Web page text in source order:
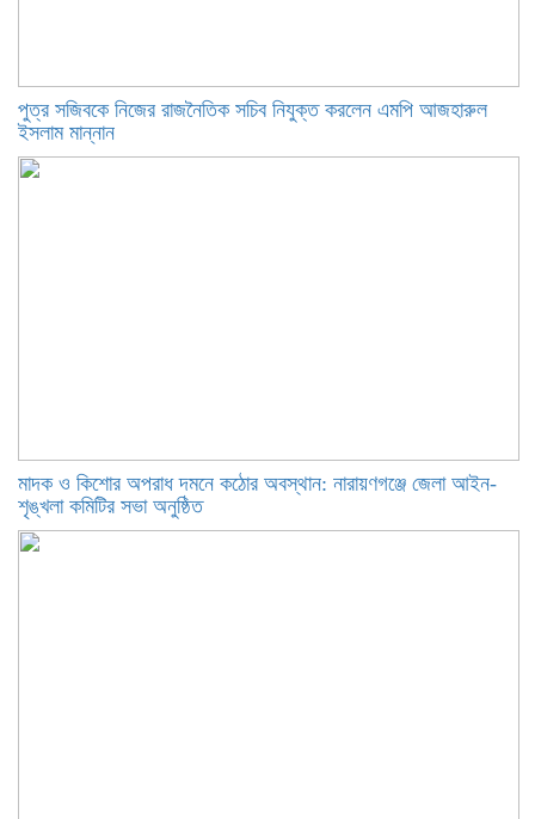
পুত্র সজিবকে নিজের রাজনৈতিক সচিব নিযুক্ত করলেন এমপি আজহারুল
ইসলাম মান্নান
মাদক ও কিশোর অপরাধ দমনে কঠোর অবস্থান: নারায়ণগঞ্জে জেলা আইন-
শৃঙ্খলা কমিটির সভা অনুষ্ঠিত